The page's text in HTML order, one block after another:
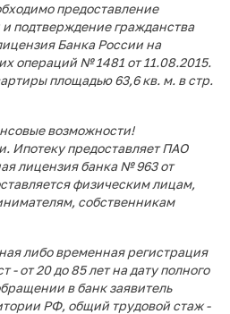
предоставление
подтверждение гражданства
Банка России на
операций № 1481 от 11.08.2015.
площадью 63,6 кв. м. в стр.
возможности!
Ипотеку предоставляет ПАО
лицензия банка № 963 от
физическим лицам,
собственникам
либо временная регистрация
- от 20 до 85 лет на дату полного
в банк заявитель
РФ, общий трудовой стаж -